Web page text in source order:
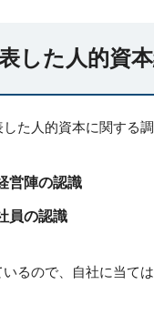
した人的資
た人的資本に関する
営陣の認識
員の認識
るので、自社に当て